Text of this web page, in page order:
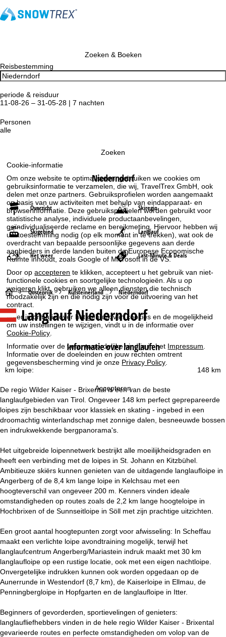
Cookie-informatie
Om onze website te optimaliseren, gebruiken we cookies om
gebruiksinformatie te verzamelen, die wij, TravelTrex GmbH, ook
delen met onze partners. Gebruiksprofielen worden aangemaakt
op basis van uw activiteiten met behulp van eindapparaat- en
browserinformatie. Deze gebruiksprofielen worden gebruikt voor
statistische analyse, individuele productaanbevelingen,
geïndividualiseerde reclame en bereikmeting. Hiervoor hebben wij
uw toestemming nodig (op elk moment in te trekken), wat ook de
overdracht van bepaalde persoonlijke gegevens aan derde
aanbieders in derde landen buiten de Europese Economische
Ruimte inhoudt, zoals Google of Microsoft in de VS.
Door opaccepteren te klikken, accepteert u het gebruik van niet-
functionele cookies en soortgelijke technologieën. Als u op
weigeren klikt, gebruiken we alleen diensten die technisch
noodzakelijk zijn en die nodig zijn voor de uitvoering van het
contract.
Meer informatie over het gebruik van cookies en de mogelijkheid
om uw instellingen te wijzigen, vindt u in de informatie over
Cookie-Policy.
Informatie over de verantwoordelijke vind je in het Impressum.
Informatie over de doeleinden en jouw rechten omtrent
gegevensbescherming vind je onze Privacy Policy.
Accepteren
Zoeken & Boeken
Reisbestemming
periode & reisduur
11-08-26 – 31-05-28 | 7 nachten
Personen
alle
Zoeken
Niederndorf
Overzicht Skiregio
Skigebied Langlauf
Het weer Last-Minute & Deals
S
t
a
r
t
p
i
n
a
Oostenrijk Kufsteinerland Niederndorf
Langlauf Niederndorf
Informatie over langlaufen
148 km
km loipe:
De regio Wilder Kaiser - Brixental is een van de beste
langlaufgebieden van Tirol. Ongeveer 148 km perfect geprepareerde
loipes zijn beschikbaar voor klassiek en skating - ingebed in een
droomachtig winterlandschap met zonnige dalen, besneeuwde bossen
en indrukwekkende bergpanorama's.
Het uitgebreide loipennetwerk bestrijkt alle moeilijkheidsgraden en
heeft een verbinding met de loipes in St. Johann en Kitzbühel.
Ambitieuze skiërs kunnen genieten van de uitdagende langlaufloipe in
Angerberg of de 8,4 km lange loipe in Kelchsau met een
hoogteverschil van ongeveer 200 m. Kenners vinden ideale
omstandigheden op routes zoals de 2,2 km lange hoogteloipe in
Hochbrixen of de Sunnseitloipe in Söll met zijn prachtige uitzichten.
Een groot aantal hoogtepunten zorgt voor afwisseling: In Scheffau
maakt een verlichte loipe avondtraining mogelijk, terwijl het
langlaufcentrum Angerberg/Mariastein indruk maakt met 30 km
langlaufloipe op een rustige locatie, ook met een eigen nachtloipe.
Onvergetelijke indrukken kunnen ook worden opgedaan op de
Aunerrunde in Westendorf (8,7 km), de Kaiserloipe in Ellmau, de
Penningbergloipe in Hopfgarten en de langlaufloipe in Itter.
Beginners of gevorderden, sportievelingen of genieters:
langlaufliefhebbers vinden in de hele regio Wilder Kaiser - Brixental
gevarieerde routes en perfecte omstandigheden om volop van de